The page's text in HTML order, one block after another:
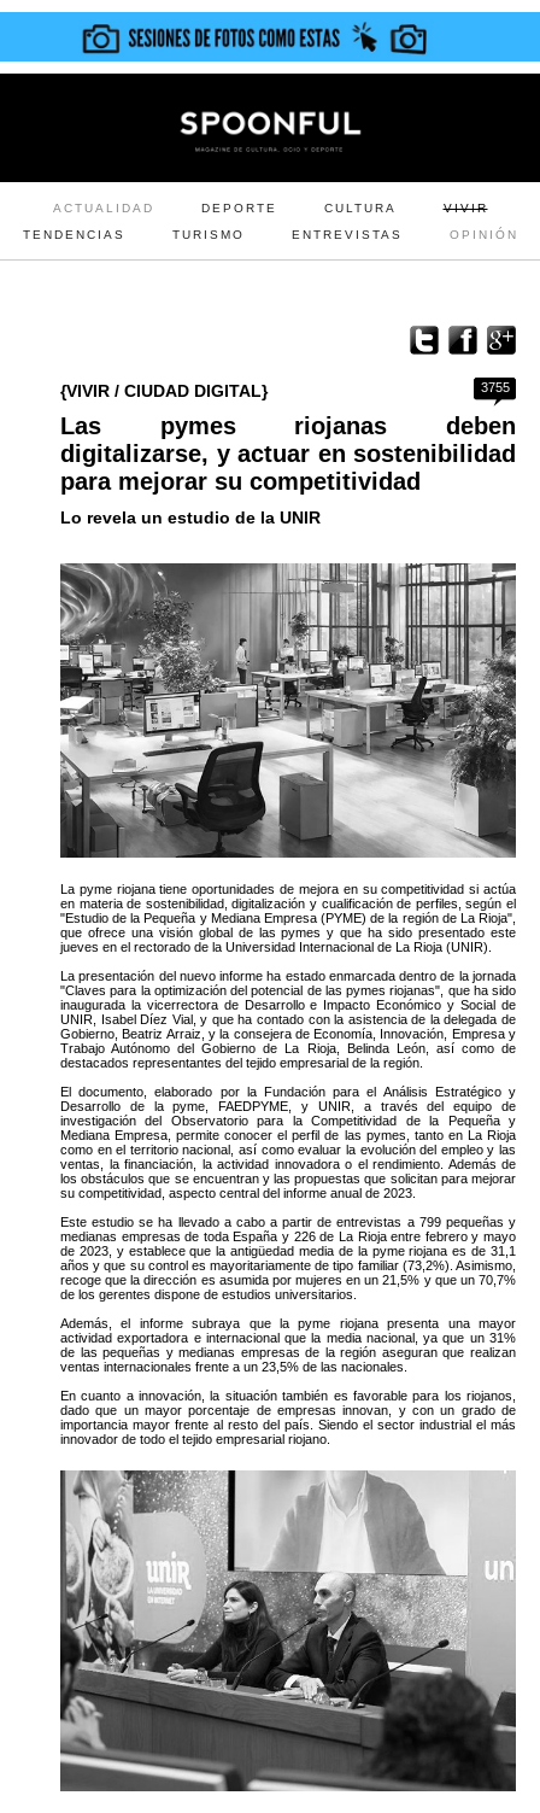
ACTUALIDAD DEPORTE CULTURA
VIVIR
TENDENCIAS
TURISMO ENTREVISTAS OPINIÓN
3755
{VIVIR / CIUDAD DIGITAL}
Las pymes riojanas deben
digitalizarse, y actuar en sostenibilidad
para mejorar su competitividad
Lo revela un estudio de la UNIR
La pyme riojana tiene oportunidades de mejora en su competitividad si actúa
en materia de sostenibilidad, digitalización y cualificación de perfiles, según el
"Estudio de la Pequeña y Mediana Empresa (PYME) de la región de La Rioja",
que ofrece una visión global de las pymes y que ha sido presentado este
jueves en el rectorado de la Universidad Internacional de La Rioja (UNIR).
La presentación del nuevo informe ha estado enmarcada dentro de la jornada
"Claves para la optimización del potencial de las pymes riojanas", que ha sido
inaugurada la vicerrectora de Desarrollo e Impacto Económico y Social de
UNIR, Isabel Díez Vial, y que ha contado con la asistencia de la delegada de
Gobierno, Beatriz Arraiz, y la consejera de Economía, Innovación, Empresa y
Trabajo Autónomo del Gobierno de La Rioja, Belinda León, así como de
destacados representantes del tejido empresarial de la región.
El documento, elaborado por la Fundación para el Análisis Estratégico y
Desarrollo de la pyme, FAEDPYME, y UNIR, a través del equipo de
investigación del Observatorio para la Competitividad de la Pequeña y
Mediana Empresa, permite conocer el perfil de las pymes, tanto en La Rioja
como en el territorio nacional, así como evaluar la evolución del empleo y las
ventas, la financiación, la actividad innovadora o el rendimiento. Además de
los obstáculos que se encuentran y las propuestas que solicitan para mejorar
su competitividad, aspecto central del informe anual de 2023.
Este estudio se ha llevado a cabo a partir de entrevistas a 799 pequeñas y
medianas empresas de toda España y 226 de La Rioja entre febrero y mayo
de 2023, y establece que la antigüedad media de la pyme riojana es de 31,1
años y que su control es mayoritariamente de tipo familiar (73,2%). Asimismo,
recoge que la dirección es asumida por mujeres en un 21,5% y que un 70,7%
de los gerentes dispone de estudios universitarios.
Además, el informe subraya que la pyme riojana presenta una mayor
actividad exportadora e internacional que la media nacional, ya que un 31%
de las pequeñas y medianas empresas de la región aseguran que realizan
ventas internacionales frente a un 23,5% de las nacionales.
En cuanto a innovación, la situación también es favorable para los riojanos,
dado que un mayor porcentaje de empresas innovan, y con un grado de
importancia mayor frente al resto del país. Siendo el sector industrial el más
innovador de todo el tejido empresarial riojano.